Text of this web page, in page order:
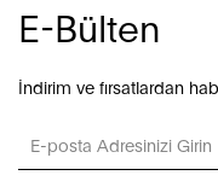
E-Bülten
İndirim ve fırsatlardan